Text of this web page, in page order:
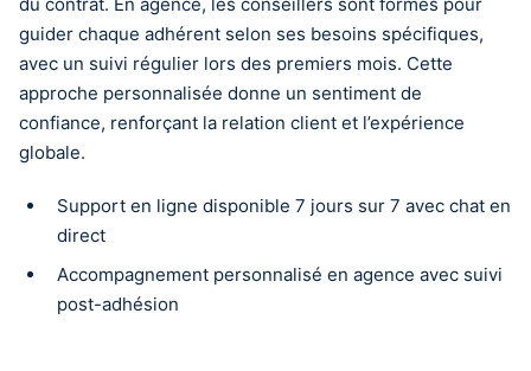
guider chaque adhérent selon ses besoins spécifiques,
avec un suivi régulier lors des premiers mois. Cette
approche personnalisée donne un sentiment de
confiance, renforçant la relation client et l’expérience
globale.
Support en ligne disponible 7 jours sur 7 avec chat en
direct
Accompagnement personnalisé en agence avec suivi
post-adhésion